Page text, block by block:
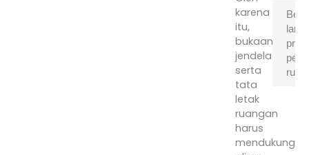
karena
itu,
bukaan
jendela
serta
tata
letak
ruangan
harus
mendukung
lama